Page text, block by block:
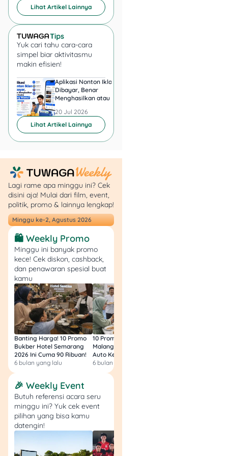
Mahkamah
Agung. Sekarang
masyarakat
umum sudah bisa
pakai sistem ini.
Bayar panjar biaya
perkara.
Hadiri mediasi dan
sidang:
Tahap awal:
mediasi dengan
tergugat
berikutnya:
pembacaan
gugatan, jawaban
tergugat,
pembuktian, dan
putusan
Jika gugatan
dikabulkan, kamu
akan mendapatkan
salinan putusan.
Urus akta cerai di
putusan dibacakan.
Perbandingan: Sendiri
vs Pakai Pengacara
Aspek
Mengurus
Biaya
Rp 500
ribu – 2,5
juta
Waktu &
banyak
Lihat Artikel Lainnya
Yuk cari tahu cara-cara
simpel biar aktivitasmu
makin efisien!
Aplikasi Nonton Iklan
Dibayar, Benar
Menghasilkan atau Cuma
20 Jul 2026
Lihat Artikel Lainnya
Lagi rame apa minggu ini? Cek
disini aja! Mulai dari film, event,
politik, promo & lainnya lengkap!
Minggu ke-2, Agustus 2026
🛍️ Weekly Promo
Minggu ini banyak promo
kece! Cek diskon, cashback,
dan penawaran spesial buat
kamu
Banting Harga! 10 Promo
Bukber Hotel Semarang
2026 Ini Cuma 90 Ribuan!
6 bulan yang lalu
10 Promo Bukber Hotel
Malang 2026: Start 75rb,
Auto Kenyang!
6 bulan yang lalu
🎉 Weekly Event
Butuh referensi acara seru
minggu ini? Yuk cek event
pilihan yang bisa kamu
datengin!